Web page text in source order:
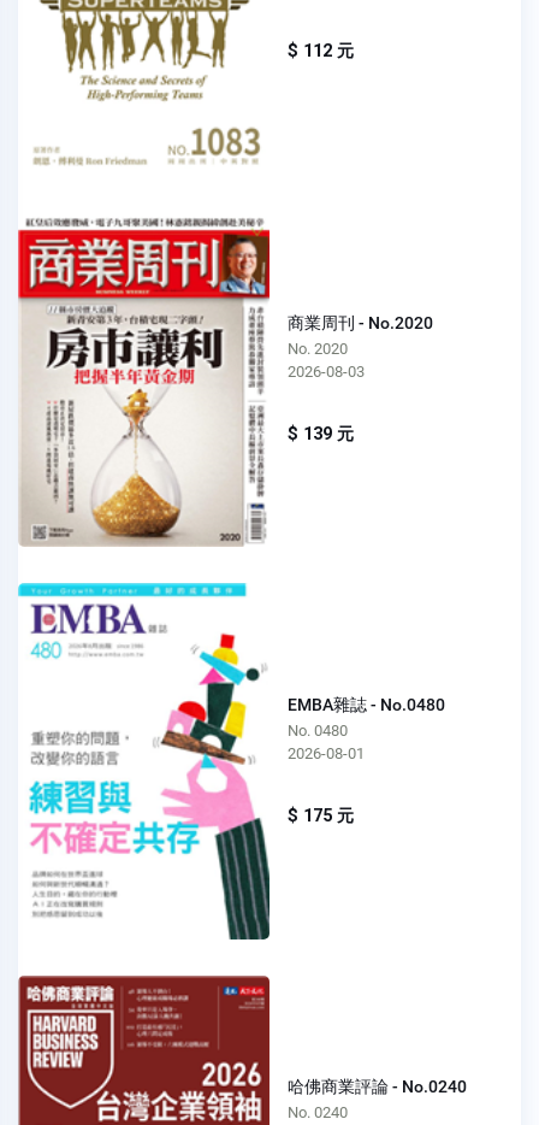
$ 112 元
商業周刊 - No.2020
No. 2020
2026-08-03
$ 139 元
EMBA雜誌 - No.0480
No. 0480
2026-08-01
$ 175 元
哈佛商業評論 - No.0240
No. 0240